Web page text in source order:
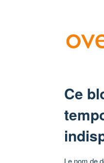
Ce
Le nom de